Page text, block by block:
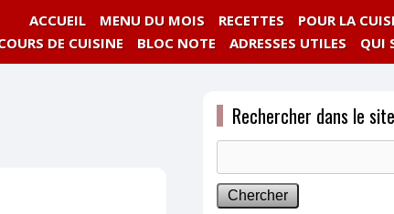
POUR LA
RECETTES
MENU DU MOIS
ACCUEIL
QUI
ADRESSES UTILES
BLOC NOTE
DE CUISINE
Rechercher dans le site